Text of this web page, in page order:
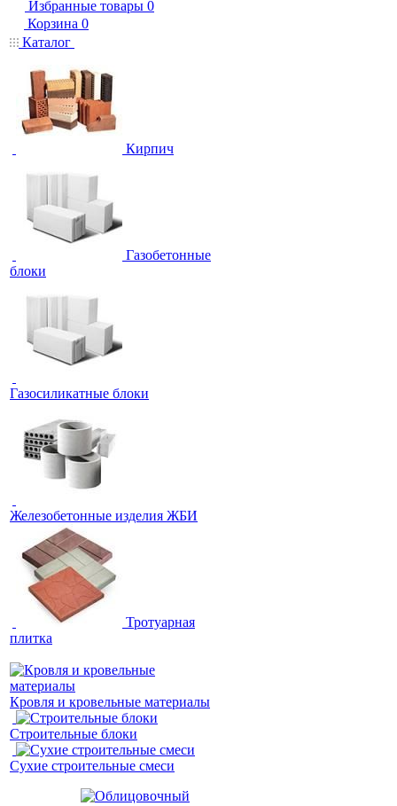
Избранные товары 0
Корзина 0
Каталог
Кирпич
Газобетонные
блоки
Газосиликатные блоки
Железобетонные изделия ЖБИ
Тротуарная
плитка
Кровля и кровельные материалы
Строительные блоки
Сухие строительные смеси